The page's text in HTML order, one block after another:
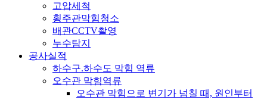
고압세척
횡주관막힘청소
배관CCTV촬영
누수탐지
공사실적
하수구.하수도 막힘 역류
오수관 막힘역류
오수관 막힘으로 변기가 넘칠 때, 원인부터